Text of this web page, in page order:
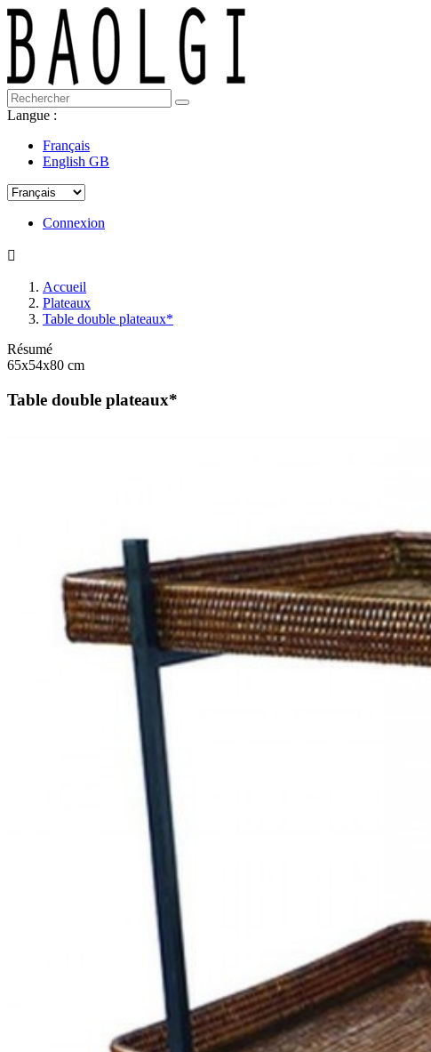
Langue :
Français
English GB
Connexion

Accueil
Plateaux
Table double plateaux*
Résumé
65x54x80 cm
Table double plateaux*